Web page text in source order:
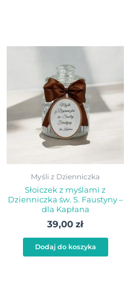
Myśli z Dzienniczka
Słoiczek z myślami z
Dzienniczka św. S. Faustyny –
dla Kapłana
39,00 zł
Dodaj do koszyka